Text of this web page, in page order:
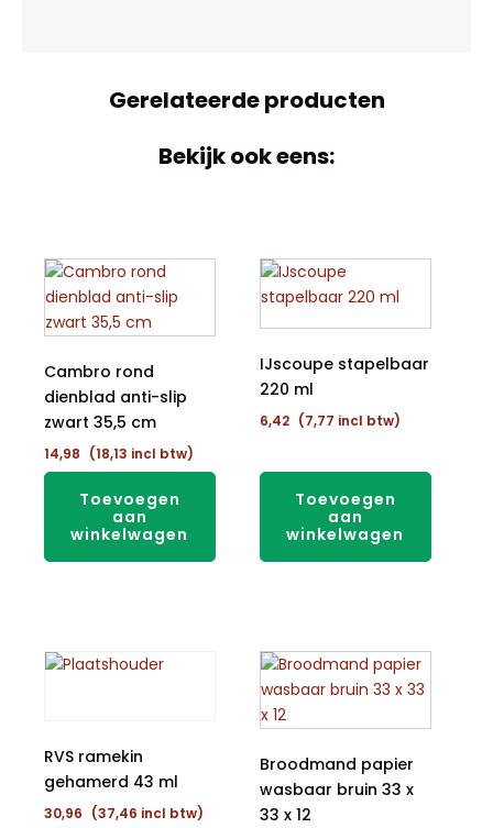
Gerelateerde producten
Bekijk ook eens:
Cambro rond
dienblad anti-slip
zwart 35,5 cm
14,98 (18,13 incl btw)
Toevoegen
aan
winkelwagen
IJscoupe stapelbaar
220 ml
6,42 (7,77 incl btw)
Toevoegen
aan
winkelwagen
RVS ramekin
gehamerd 43 ml
30,96 (37,46 incl btw)
Broodmand papier
wasbaar bruin 33 x
33 x 12